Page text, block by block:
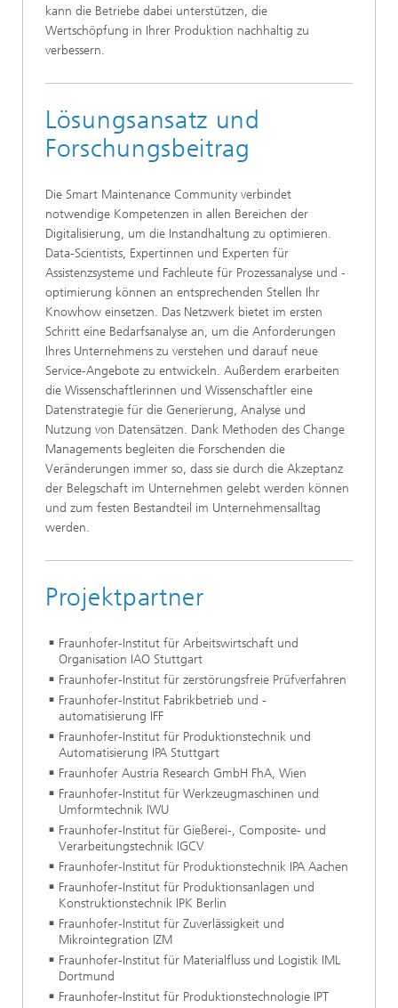
kann die Betriebe dabei unterstützen, die
Wertschöpfung in Ihrer Produktion nachhaltig zu
verbessern.
Lösungsansatz und
Forschungsbeitrag
Die Smart Maintenance Community verbindet
notwendige Kompetenzen in allen Bereichen der
Digitalisierung, um die Instandhaltung zu optimieren.
Data-Scientists, Expertinnen und Experten für
Assistenzsysteme und Fachleute für Prozessanalyse und -
optimierung können an entsprechenden Stellen Ihr
Knowhow einsetzen. Das Netzwerk bietet im ersten
Schritt eine Bedarfsanalyse an, um die Anforderungen
Ihres Unternehmens zu verstehen und darauf neue
Service-Angebote zu entwickeln. Außerdem erarbeiten
die Wissenschaftlerinnen und Wissenschaftler eine
Datenstrategie für die Generierung, Analyse und
Nutzung von Datensätzen. Dank Methoden des Change
Managements begleiten die Forschenden die
Veränderungen immer so, dass sie durch die Akzeptanz
der Belegschaft im Unternehmen gelebt werden können
und zum festen Bestandteil im Unternehmensalltag
werden.
Projektpartner
Fraunhofer-Institut für Arbeitswirtschaft und
Organisation IAO Stuttgart
Fraunhofer-Institut für zerstörungsfreie Prüfverfahren
Fraunhofer-Institut Fabrikbetrieb und -
automatisierung IFF
Fraunhofer-Institut für Produktionstechnik und
Automatisierung IPA Stuttgart
Fraunhofer Austria Research GmbH FhA, Wien
Fraunhofer-Institut für Werkzeugmaschinen und
Umformtechnik IWU
Fraunhofer-Institut für Gießerei-, Composite- und
Verarbeitungstechnik IGCV
Fraunhofer-Institut für Produktionstechnik IPA Aachen
Fraunhofer-Institut für Produktionsanlagen und
Konstruktionstechnik IPK Berlin
Fraunhofer-Institut für Zuverlässigkeit und
Mikrointegration IZM
Fraunhofer-Institut für Materialfluss und Logistik IML
Dortmund
Fraunhofer-Institut für Produktionstechnologie IPT